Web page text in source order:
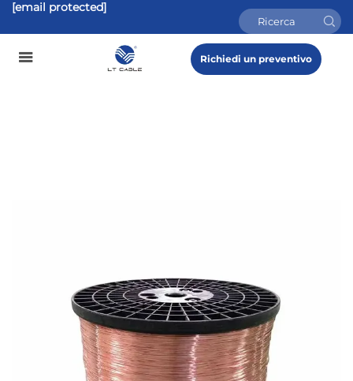
[email protected]
Richiedi un preventivo